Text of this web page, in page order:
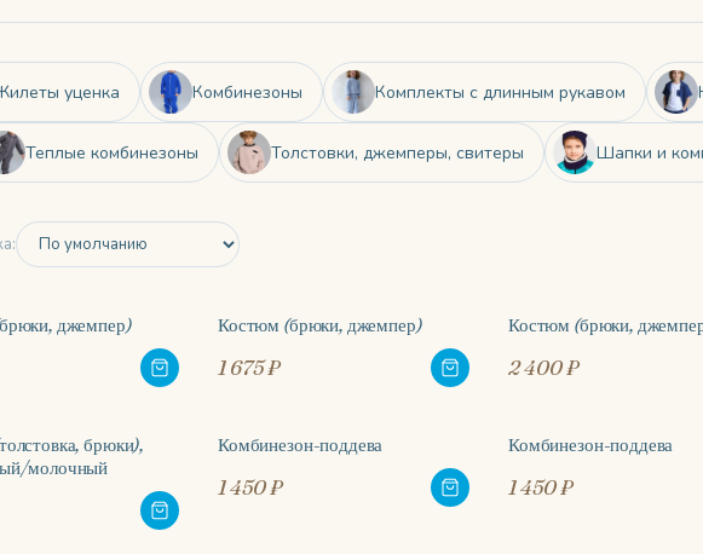
уценка Комбинезоны Комплекты с длинным рукавом
Теплые комбинезоны Толстовки, джемперы, свитеры Шапки и
джемпер) Костюм (брюки, джемпер)
1 675 ₽
Костюм (брюки,
2 400 ₽
брюки),
молочный
Комбинезон-поддева
1 450 ₽
Комбинезон-поддева
1 450 ₽